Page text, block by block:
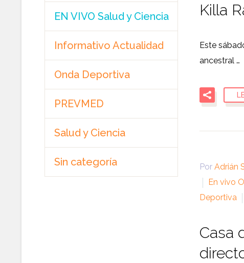
Killa
Este
ancestral …
Por Adrián
En vivo
Deportiva
Casa
EN VIVO Salud y Ciencia
Informativo Actualidad
Onda Deportiva
PREVMED
Salud y Ciencia
Sin categoría